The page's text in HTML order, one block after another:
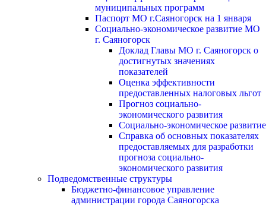
муниципальных программ
Паспорт МО г.Саяногорск на 1 января
Социально-экономическое развитие МО
г. Саяногорск
Доклад Главы МО г. Саяногорск о
достигнутых значениях
показателей
Оценка эффективности
предоставленных налоговых льгот
Прогноз социально-
экономического развития
Социально-экономическое развитие
Справка об основных показателях
предоставляемых для разработки
прогноза социально-
экономического развития
Подведомственные структуры
Бюджетно-финансовое управление
администрации города Саяногорска